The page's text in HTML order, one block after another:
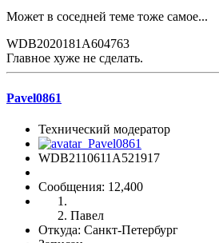
Может в соседней теме тоже самое...
WDB2020181A604763
Главное хуже не сделать.
Pavel0861
Технический модератор
WDB2110611A521917
Сообщения: 12,400
Павел
Откуда: Санкт-Петербург